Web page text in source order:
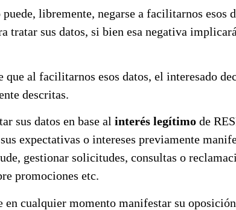
libremente, negarse a facilitarnos
tratar sus datos, si bien esa negativa
que al facilitarnos esos datos, el interesado
descritas.
sus datos en base al interés legítimo de
expectativas o intereses previamente
gestionar solicitudes, consultas o
promociones etc.
en cualquier momento manifestar su